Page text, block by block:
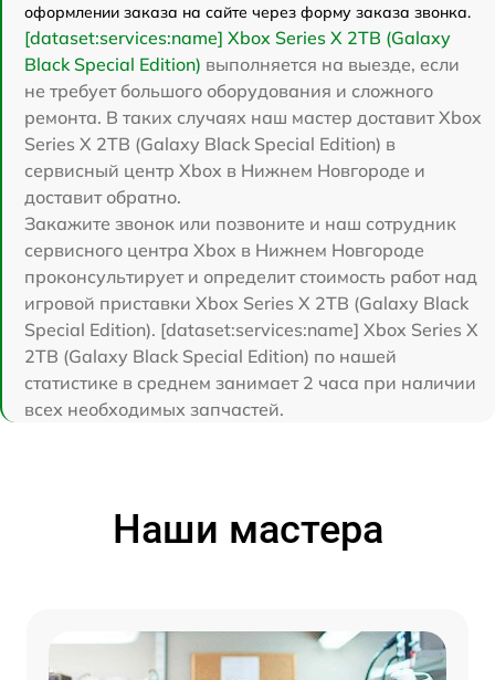
оформлении заказа на сайте через форму заказа звонка.
[dataset:services:name] Xbox Series X 2TB (Galaxy
Black Special Edition) выполняется на выезде, если
не требует большого оборудования и сложного
ремонта. В таких случаях наш мастер доставит Xbox
Series X 2TB (Galaxy Black Special Edition) в
сервисный центр Xbox в Нижнем Новгороде и
доставит обратно.
Закажите звонок или позвоните и наш сотрудник
сервисного центра Xbox в Нижнем Новгороде
проконсультирует и определит стоимость работ над
игровой приставки Xbox Series X 2TB (Galaxy Black
Special Edition). [dataset:services:name] Xbox Series X
2TB (Galaxy Black Special Edition) по нашей
статистике в среднем занимает 2 часа при наличии
всех необходимых запчастей.
Наши мастера